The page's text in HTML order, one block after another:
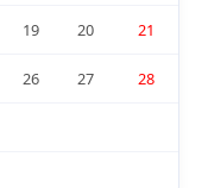
19 20 21
26 27 28